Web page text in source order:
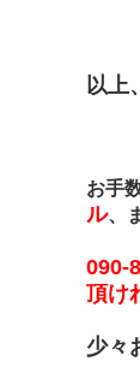
以上
お手
ル、
090-
頂け
少々